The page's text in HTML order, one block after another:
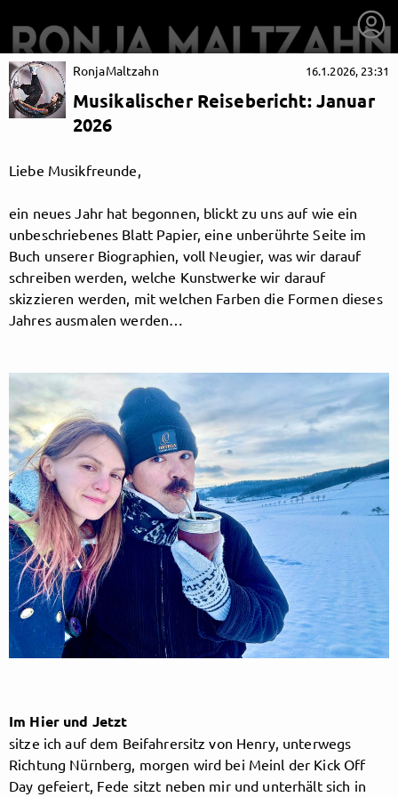
getnext to RonjaMaltzahn
Folge RonjaMaltzahn hier!
Über Beiträge Gästebuch Shop
RonjaMaltzahn 16.1.2026, 23:31
Musikalischer Reisebericht: Januar
2026
Liebe Musikfreunde,
ein neues Jahr hat begonnen, blickt zu uns auf wie ein
unbeschriebenes Blatt Papier, eine unberührte Seite im
Buch unserer Biographien, voll Neugier, was wir darauf
schreiben werden, welche Kunstwerke wir darauf
skizzieren werden, mit welchen Farben die Formen dieses
Jahres ausmalen werden…
Im Hier und Jetzt
sitze ich auf dem Beifahrersitz von Henry, unterwegs
Richtung Nürnberg, morgen wird bei Meinl der Kick Off
Day gefeiert, Fede sitzt neben mir und unterhält sich in
Folge RonjaMaltzahn,
und bekomme sofort
Registriere dich jetzt